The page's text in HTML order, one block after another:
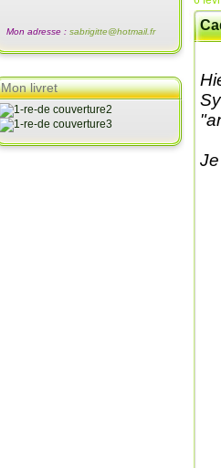
Mon adresse : sabrigitte@hotmail.fr
Mon livret